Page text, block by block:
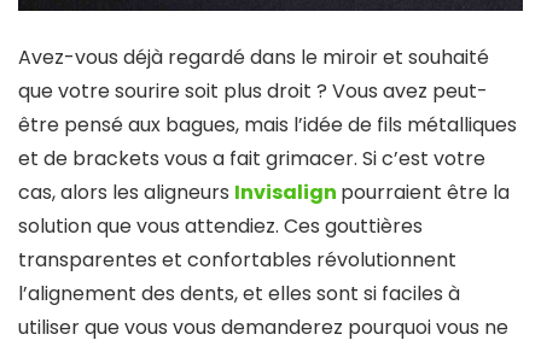
Avez-vous déjà regardé dans le miroir et souhaité
que votre sourire soit plus droit ? Vous avez peut-
être pensé aux bagues, mais l’idée de fils métalliques
et de brackets vous a fait grimacer. Si c’est votre
cas, alors les aligneurs Invisalign pourraient être la
solution que vous attendiez. Ces gouttières
transparentes et confortables révolutionnent
l’alignement des dents, et elles sont si faciles à
utiliser que vous vous demanderez pourquoi vous ne